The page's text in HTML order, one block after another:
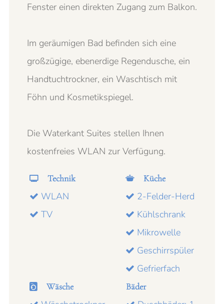
Fenster einen direkten Zugang zum Balkon.
Im geräumigen Bad befinden sich eine
großzügige, ebenerdige Regendusche, ein
Handtuchtrockner, ein Waschtisch mit
Föhn und Kosmetikspiegel.
Die Waterkant Suites stellen Ihnen
kostenfreies WLAN zur Verfügung.
Technik
WLAN
TV
Küche
2-Felder-Herd
Kühlschrank
Mikrowelle
Geschirrspüler
Gefrierfach
Wäsche Bäder